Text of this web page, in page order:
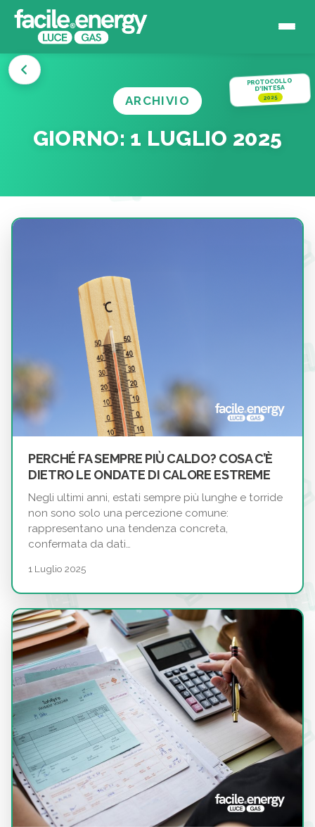
PROTOCOLLO
D'INTESA
2025
ARCHIVIO
GIORNO: 1 LUGLIO 2025
PERCHÉ FA SEMPRE PIÙ CALDO? COSA C’È
DIETRO LE ONDATE DI CALORE ESTREME
Negli ultimi anni, estati sempre più lunghe e torride
non sono solo una percezione comune:
rappresentano una tendenza concreta,
confermata da dati…
1 Luglio 2025